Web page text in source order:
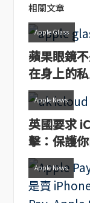
相關文章
Apple Glass
蘋果眼鏡
在身上的
Apple News
英國要求
擊：保護
Apple News